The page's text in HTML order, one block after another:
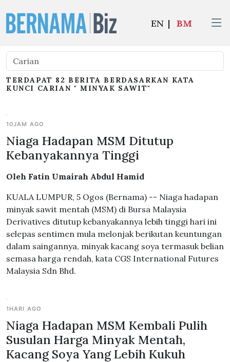
EN | BM
TERDAPAT 82 BERITA BERDASARKAN KATA
KUNCI CARIAN " MINYAK SAWIT"
10JAM AGO
Niaga Hadapan MSM Ditutup
Kebanyakannya Tinggi
Oleh Fatin Umairah Abdul Hamid
KUALA LUMPUR, 5 Ogos (Bernama) -- Niaga hadapan
minyak sawit mentah (MSM) di Bursa Malaysia
Derivatives ditutup kebanyakannya lebih tinggi hari ini
selepas sentimen mula melonjak berikutan keuntungan
dalam saingannya, minyak kacang soya termasuk belian
semasa harga rendah, kata CGS International Futures
Malaysia Sdn Bhd.
1HARI AGO
Niaga Hadapan MSM Kembali Pulih
Susulan Harga Minyak Mentah,
Kacang Soya Yang Lebih Kukuh